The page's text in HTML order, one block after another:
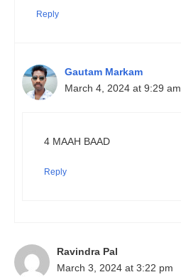
Reply
Gautam Markam
March 4, 2024 at 9:29 am
4 MAAH BAAD
Reply
Ravindra Pal
March 3, 2024 at 3:22 pm